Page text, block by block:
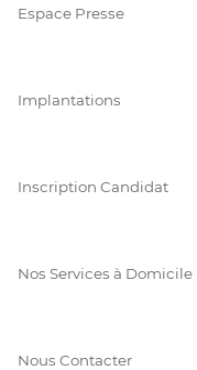
Espace Presse
Implantations
Inscription Candidat
Nos Services à Domicile
Nous Contacter